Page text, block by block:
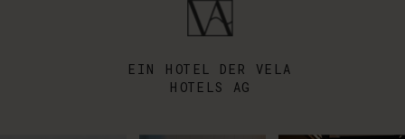
EIN HOTEL DER VELA
HOTELS AG